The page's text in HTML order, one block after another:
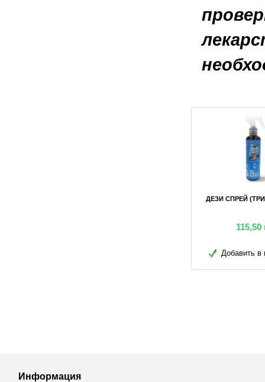
ДЕЗИ СПРЕЙ
115,50
Добавить в
Информация